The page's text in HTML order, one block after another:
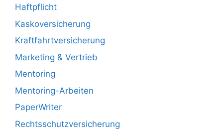
Haftpflicht
Kaskoversicherung
Kraftfahrtversicherung
Marketing & Vertrieb
Mentoring
Mentoring-Arbeiten
PaperWriter
Rechtsschutzversicherung